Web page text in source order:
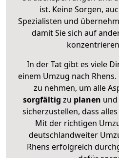
ist. Keine Sorgen,
Spezialisten und
damit Sie sich auf
In der Tat gibt es viele
einem Umzug nach
zu nehmen, um alle
sorgfältig zu planen und
sicherzustellen, dass
Mit der richtigen
deutschlandweiter
Rhens erfolgreich